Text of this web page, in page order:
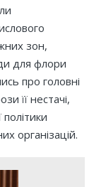
зон,
для флори
про головні
її нестачі,
організацій.